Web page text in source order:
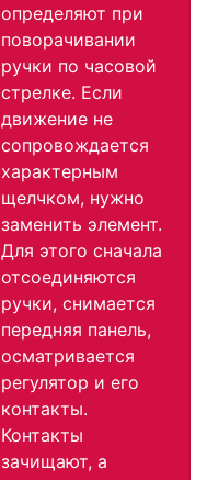
определяют при
поворачивании
ручки по часовой
стрелке. Если
движение не
сопровождается
характерным
щелчком, нужно
заменить элемент.
Для этого сначала
отсоединяются
ручки, снимается
передняя панель,
осматривается
регулятор и его
контакты.
Контакты
зачищают, а